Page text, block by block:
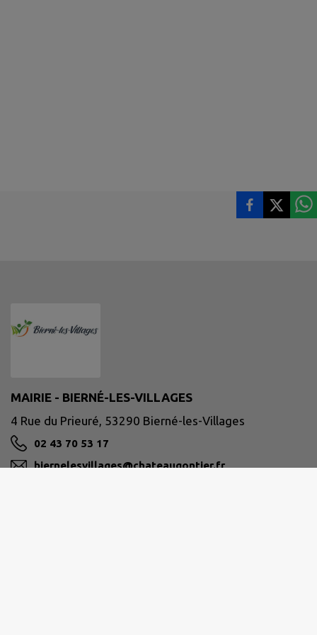
MAIRIE - BIERNÉ-LES-VILLAGES
4 Rue du Prieuré, 53290 Bierné-les-Villages
02 43 70 53 17
biernelesvillages@chateaugontier.fr